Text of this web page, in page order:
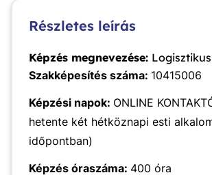
Részletes leírás
Képzés megnevezése: Logisztikus
Szakképesítés száma: 10415006
Képzési napok: ONLINE
hetente két hétköznapi esti
időpontban)
Képzés óraszáma: 400 óra